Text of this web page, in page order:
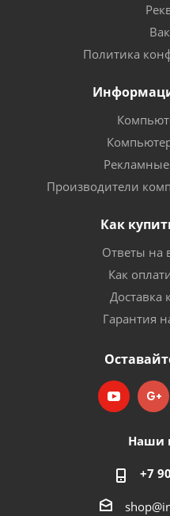
Политика
Производители
Как
Ответы на
Как
Доставка
Гарантия
Наши
+7